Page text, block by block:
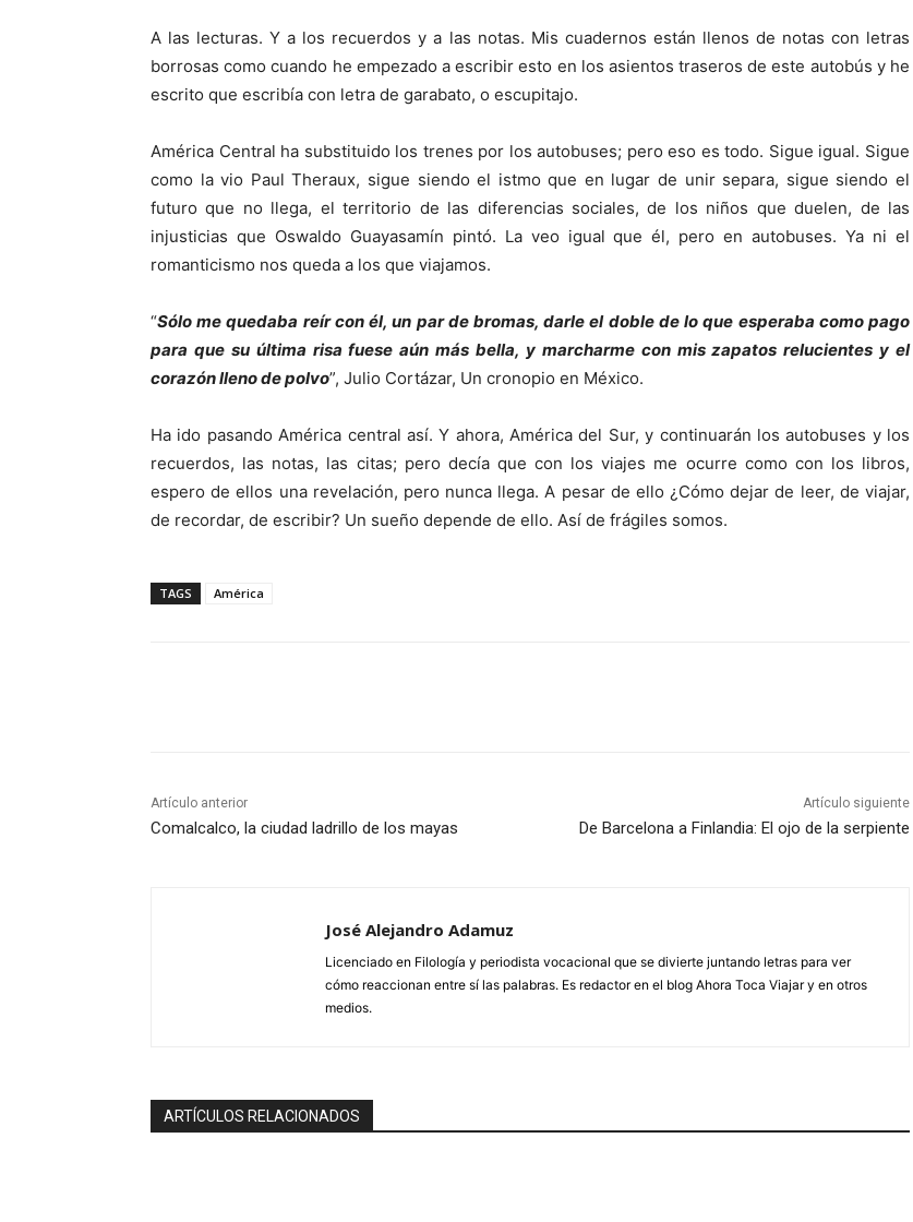
A las lecturas. Y a los recuerdos y a las notas. Mis cuadernos están llenos de notas con letras
borrosas como cuando he empezado a escribir esto en los asientos traseros de este autobús y he
escrito que escribía con letra de garabato, o escupitajo.
América Central ha substituido los trenes por los autobuses; pero eso es todo. Sigue igual. Sigue
como la vio Paul Theraux, sigue siendo el istmo que en lugar de unir separa, sigue siendo el
futuro que no llega, el territorio de las diferencias sociales, de los niños que duelen, de las
injusticias que Oswaldo Guayasamín pintó. La veo igual que él, pero en autobuses. Ya ni el
romanticismo nos queda a los que viajamos.
“Sólo me quedaba reír con él, un par de bromas, darle el doble de lo que esperaba como pago
para que su última risa fuese aún más bella, y marcharme con mis zapatos relucientes y el
corazón lleno de polvo”, Julio Cortázar, Un cronopio en México.
Ha ido pasando América central así. Y ahora, América del Sur, y continuarán los autobuses y los
recuerdos, las notas, las citas; pero decía que con los viajes me ocurre como con los libros,
espero de ellos una revelación, pero nunca llega. A pesar de ello ¿Cómo dejar de leer, de viajar,
de recordar, de escribir? Un sueño depende de ello. Así de frágiles somos.
TAGS América
Artículo anterior
Comalcalco, la ciudad ladrillo de los mayas
Artículo siguiente
De Barcelona a Finlandia: El ojo de la serpiente
José Alejandro Adamuz
Licenciado en Filología y periodista vocacional que se divierte juntando letras para ver
cómo reaccionan entre sí las palabras. Es redactor en el blog Ahora Toca Viajar y en otros
medios.
ARTÍCULOS RELACIONADOS